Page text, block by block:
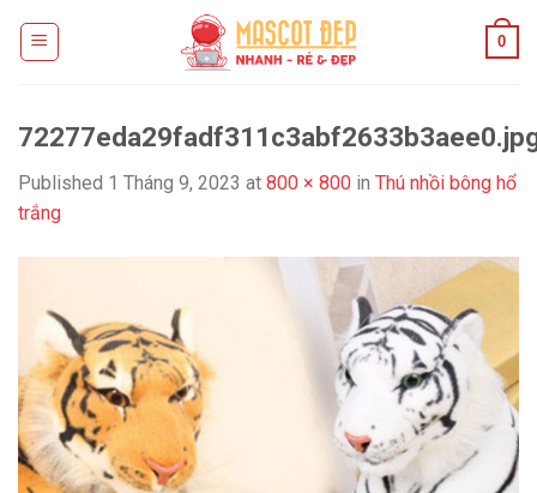
0
Published 1 Tháng 9, 2023 at 800 × 800 in Thú nhồi bông hổ
trắng